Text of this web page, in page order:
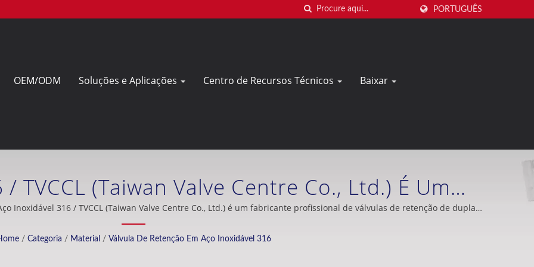
PORTUGUÊS
OEM/ODM Soluções e Aplicações Centro de Recursos Técnicos Baixar
TVCCL (Taiwan Valve Centre Co., Ltd.) É Um
De Válvulas De Retenção De Dupla Placa Em
Taiwan.
Inoxidável 316 / TVCCL (Taiwan Valve Centre Co., Ltd.) é um fabricante profissional de válvulas de retenção de dupla
placa em Taiwan.
/ Categoria / Material / Válvula De Retenção Em Aço Inoxidável 316